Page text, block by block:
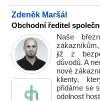
Zdeněk Maršál
Obchodní ředitel
Naše
již z
důvodů. A
nové
klienty,
přidáme se
odolnost